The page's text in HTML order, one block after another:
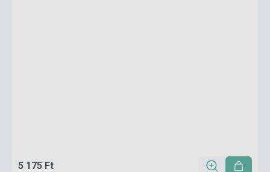
5 175 Ft